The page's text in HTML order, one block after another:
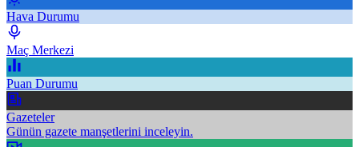
Hava Durumu
Maç Merkezi
Puan Durumu
Gazeteler
Günün gazete manşetlerini inceleyin.